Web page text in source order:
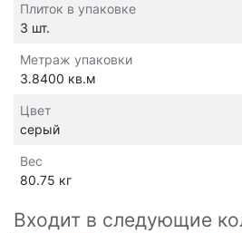
Плиток в упаковке
3 шт.
Метраж упаковки
3.8400 кв.м
Цвет
серый
Вес
80.75 кг
Входит в следующие